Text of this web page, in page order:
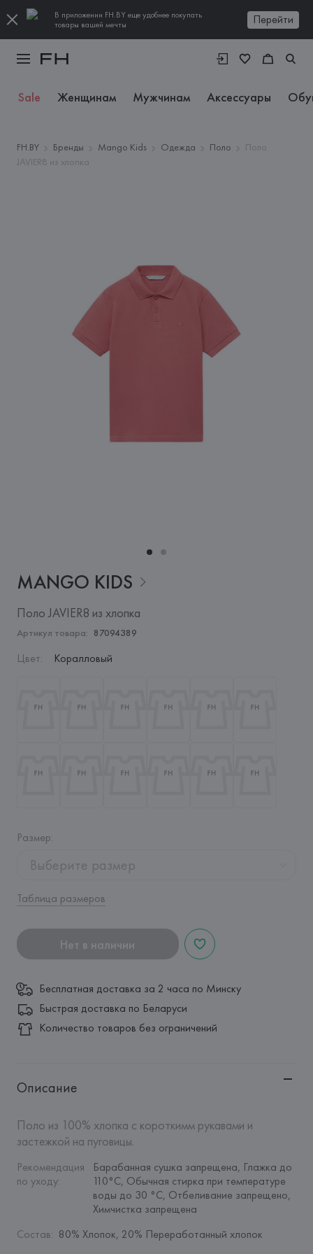
В приложении FH.BY еще удобнее покупать
товары вашей мечты
Перейти
Sale Женщинам Мужчинам Аксессуары
FH.BY Бренды Mango Kids Одежда Поло
Поло
JAVIER8 из хлопка
MANGO KIDS
Поло JAVIER8 из хлопка
Артикул товара: 87094389
Цвет: Коралловый
Размер:
Выберите размер
Таблица размеров
Нет в наличии
Бесплатная доставка за 2 часа по Минску
Быстрая доставка по Беларуси
Количество товаров без ограничений
Описание
Поло из 100% хлопка с короткимм рукавами и
застежкой на пуговицы.
Рекомендация
по уходу:
Барабанная сушка запрещена, Глажка до
110°C, Обычная стирка при температуре
воды до 30 °C, Отбеливание запрещено,
Химчистка запрещена
Состав: 80% Хлопок, 20% Переработанный хлопок